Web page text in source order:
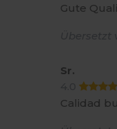
Gute
Sr.
4.0
Calidad